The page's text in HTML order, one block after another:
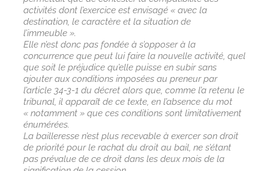
activités dont l’exercice est envisagé « avec la
destination, le caractère et la situation de
l’immeuble ».
Elle n’est donc pas fondée à s’opposer à la
concurrence que peut lui faire la nouvelle activité, quel
que soit le préjudice qu’elle puisse en subir sans
ajouter aux conditions imposées au preneur par
l’article 34-3-1 du décret alors que, comme l’a retenu le
tribunal, il apparaît de ce texte, en l’absence du mot
« notamment » que ces conditions sont limitativement
énumérées.
La bailleresse n’est plus recevable à exercer son droit
de priorité pour le rachat du droit au bail, ne s’étant
pas prévalue de ce droit dans les deux mois de la